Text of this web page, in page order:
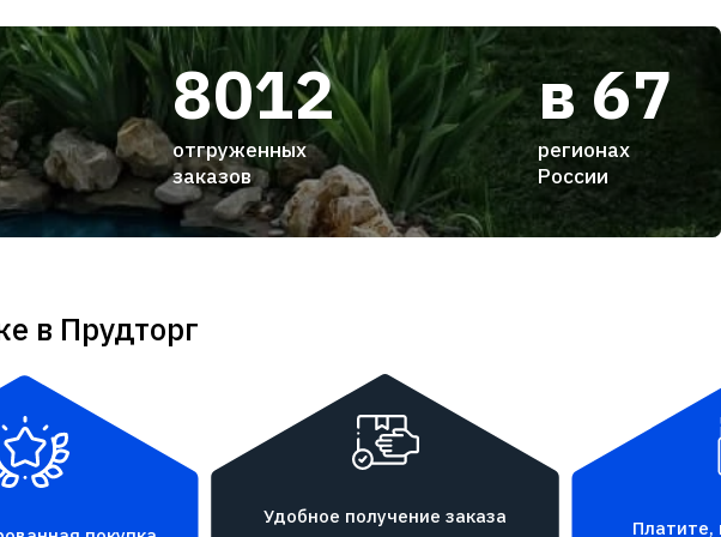
8012
отгруженных
заказов
в 67
регионах
России
в Прудторг
Удобное получение заказа
Платите,